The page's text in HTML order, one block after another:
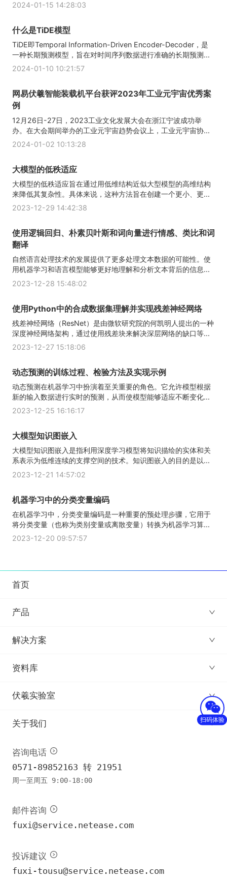
2024-01-15 14:28:03
什么是TiDE模型
TiDE即Temporal Information-Driven Encoder-Decoder，是
一种长期预测模型，旨在对时间序列数据进行准确的长期预测...
2024-01-10 10:21:57
网易伏羲智能装载机平台获评2023年工业元宇宙优秀案
例
12月26日-27日，2023工业文化发展大会在浙江宁波成功举
办。在大会期间举办的工业元宇宙趋势会议上，工业元宇宙协...
2024-01-02 10:13:28
大模型的低秩适应
大模型的低秩适应旨在通过用低维结构近似大型模型的高维结构
来降低其复杂性。具体来说，这种方法旨在创建一个更小、更...
2023-12-29 14:42:38
使用逻辑回归、朴素贝叶斯和词向量进行情感、类比和词
翻译
自然语言处理技术的发展提供了更多处理文本数据的可能性。使
用机器学习和语言模型能够更好地理解和分析文本背后的信息...
2023-12-28 15:48:02
使用Python中的合成数据集理解并实现残差神经网络
残差神经网络（ResNet）是由微软研究院的何凯明人提出的一种
深度神经网络架构，通过使用残差块来解决深层网络的缺口等...
2023-12-27 15:18:06
动态预测的训练过程、检验方法及实现示例
动态预测在机器学习中扮演着至关重要的角色。它允许模型根据
新的输入数据进行实时的预测，从而使模型能够适应不断变化...
2023-12-25 16:16:17
大模型知识图嵌入
大模型知识图嵌入是指利用深度学习模型将知识描绘的实体和关
系表示为低维连续的支撑空间的技术。知识图嵌入的目的是以...
2023-12-21 14:57:02
机器学习中的分类变量编码
在机器学习中，分类变量编码是一种重要的预处理步骤，它用于
将分类变量（也称为类别变量或离散变量）转换为机器学习算...
2023-12-20 09:57:57
首页
产品
解决方案
资料库
伏羲实验室
关于我们
咨询电话
0571-89852163 转 21951
周一至周五 9:00-18:00
邮件咨询
fuxi@service.netease.com
投诉建议
fuxi-tousu@service.netease.com
扫码体验